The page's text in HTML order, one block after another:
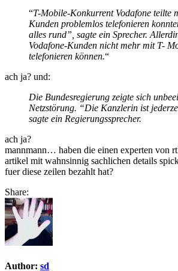
“T-Mobile-Konkurrent Vodafone teilte
Kunden problemlos telefonieren
alles rund”, sagte ein Sprecher.
Vodafone-Kunden nicht mehr mit T-
telefonieren können.“
ach ja? und:
Die Bundesregierung zeigte sich
Netzstörung. “Die Kanzlerin ist
sagte ein Regierungssprecher.
ach ja?
mannmann… haben die einen experten von
artikel mit wahnsinnig sachlichen details
fuer diese zeilen bezahlt hat?
Share:
Author: sd